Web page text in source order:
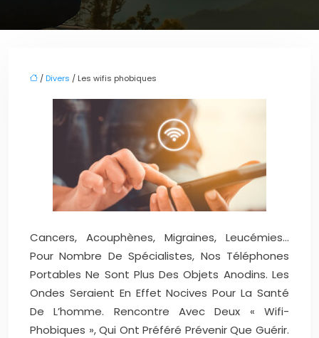
/ Divers / Les wifis phobiques
Cancers, Acouphènes, Migraines, Leucémies…
Pour Nombre De Spécialistes, Nos Téléphones
Portables Ne Sont Plus Des Objets Anodins. Les
Ondes Seraient En Effet Nocives Pour La Santé
De L’homme. Rencontre Avec Deux « Wifi-
Phobiques », Qui Ont Préféré Prévenir Que Guérir.